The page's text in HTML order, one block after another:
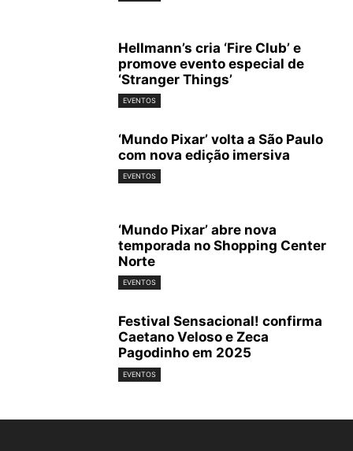
Hellmann’s cria ‘Fire Club’ e
promove evento especial de
‘Stranger Things’
EVENTOS
‘Mundo Pixar’ volta a São Paulo
com nova edição imersiva
EVENTOS
‘Mundo Pixar’ abre nova
temporada no Shopping Center
Norte
EVENTOS
Festival Sensacional! confirma
Caetano Veloso e Zeca
Pagodinho em 2025
EVENTOS